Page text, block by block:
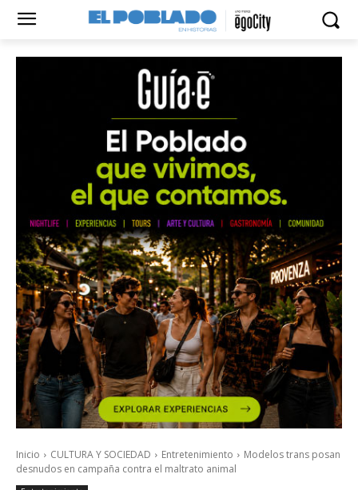
Inicio CULTURA Y SOCIEDAD Entretenimiento
Modelos trans posan
desnudos en campaña contra el maltrato animal